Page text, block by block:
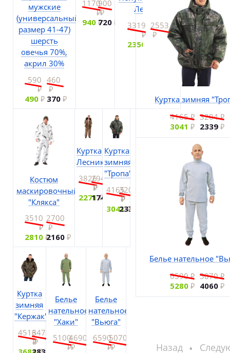
мужские
(универсальный
размер 41-47)
шерсть
овечья 70%,
акрил 30%
590
490
460
370
1170
940
900
720
Лесник
3319
2350
2553
Костюм
маскировочный
"Клякса"
3510
2810
2700
2160
Куртка
Лесник
3826
2271
2943
1747
Куртка
зимняя
"Тропа"
4165
3041
3204
2339
Куртка
зимняя
"Кержак"
45163474
Белье
нательное
"Хаки"
51004690
Белье
нательное
"Вьюга"
65905070
Куртка зимняя
4165
3041
3204
2339
Белье нательное
6590
5280
5070
4060
Назад